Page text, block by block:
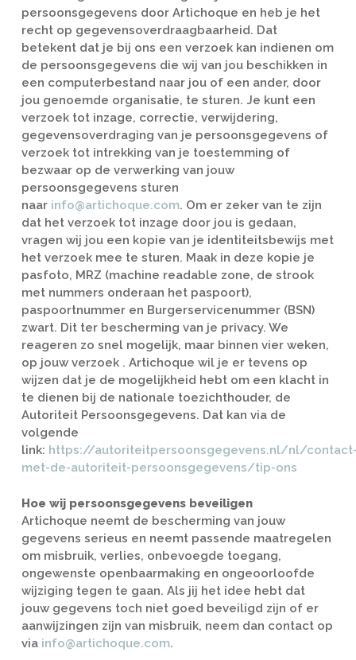
persoonsgegevens door Artichoque en heb je het
recht op gegevensoverdraagbaarheid. Dat
betekent dat je bij ons een verzoek kan indienen om
de persoonsgegevens die wij van jou beschikken in
een computerbestand naar jou of een ander, door
jou genoemde organisatie, te sturen. Je kunt een
verzoek tot inzage, correctie, verwijdering,
gegevensoverdraging van je persoonsgegevens of
verzoek tot intrekking van je toestemming of
bezwaar op de verwerking van jouw
persoonsgegevens sturen
naar info@artichoque.com. Om er zeker van te zijn
dat het verzoek tot inzage door jou is gedaan,
vragen wij jou een kopie van je identiteitsbewijs met
het verzoek mee te sturen. Maak in deze kopie je
pasfoto, MRZ (machine readable zone, de strook
met nummers onderaan het paspoort),
paspoortnummer en Burgerservicenummer (BSN)
zwart. Dit ter bescherming van je privacy. We
reageren zo snel mogelijk, maar binnen vier weken,
op jouw verzoek . Artichoque wil je er tevens op
wijzen dat je de mogelijkheid hebt om een klacht in
te dienen bij de nationale toezichthouder, de
Autoriteit Persoonsgegevens. Dat kan via de
volgende
link: https://autoriteitpersoonsgegevens.nl/nl/
met-de-autoriteit-persoonsgegevens/tip-ons
Hoe wij persoonsgegevens beveiligen
Artichoque neemt de bescherming van jouw
gegevens serieus en neemt passende maatregelen
om misbruik, verlies, onbevoegde toegang,
ongewenste openbaarmaking en ongeoorloofde
wijziging tegen te gaan. Als jij het idee hebt dat
jouw gegevens toch niet goed beveiligd zijn of er
aanwijzingen zijn van misbruik, neem dan contact op
via info@artichoque.com.